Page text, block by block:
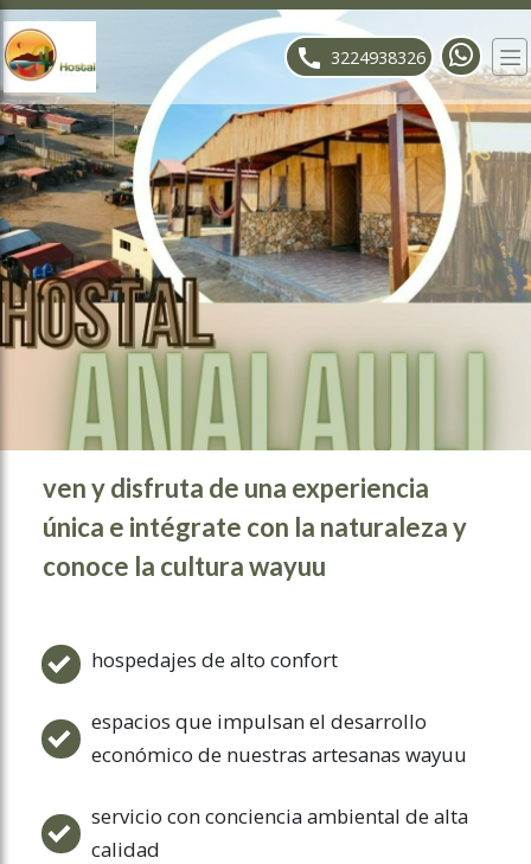
slideout menu. 3224938326
ven y disfruta de una experiencia
única e intégrate con la naturaleza y
conoce la cultura wayuu
hospedajes de alto confort
espacios que impulsan el desarrollo
económico de nuestras artesanas wayuu
servicio con conciencia ambiental de alta
calidad